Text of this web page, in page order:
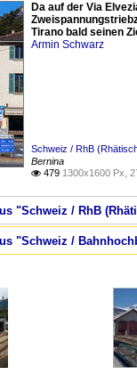
Da auf der Via
Tirano bald seinen
Armin Schwarz
Schweiz / RhB
Bernina
 479 1300x1600 Px,
"Schweiz / RhB
"Schweiz /